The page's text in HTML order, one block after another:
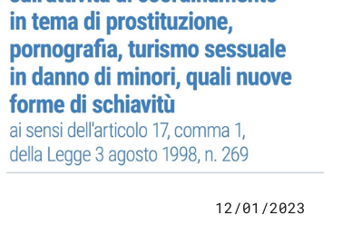
12/01/2023